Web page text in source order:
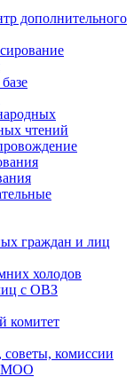
дополнительного
чтений
граждан и лиц
холодов
с ОВЗ
комитет
комиссии
МОО